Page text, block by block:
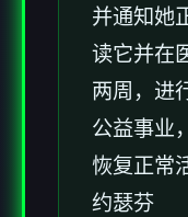
并通知她
读它并在
两周，进
公益事业
恢复正常
约瑟芬